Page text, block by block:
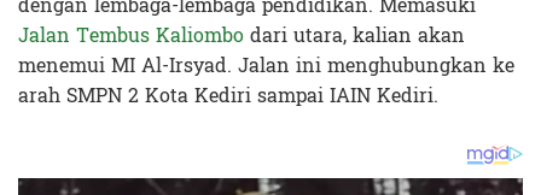
Jalan Tembus Kaliombodari utara, kalian akan
menemui MI Al-Irsyad. Jalan ini menghubungkan ke
arah SMPN 2 Kota Kediri sampai IAIN Kediri.